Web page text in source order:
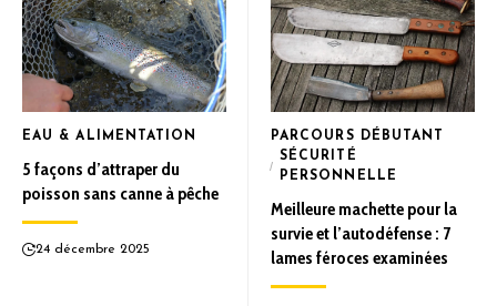
EAU & ALIMENTATION
5 façons d’attraper du
poisson sans canne à pêche
24 décembre 2025
PARCOURS DÉBUTANT
SÉCURITÉ
PERSONNELLE
Meilleure machette pour la
survie et l’autodéfense : 7
lames féroces examinées